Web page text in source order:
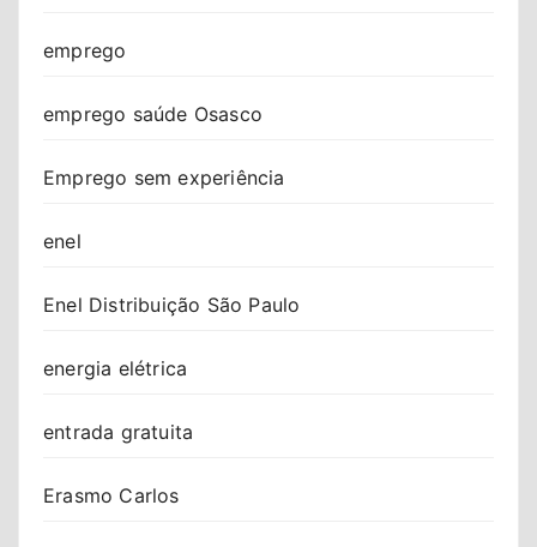
emprego
emprego saúde Osasco
Emprego sem experiência
enel
Enel Distribuição São Paulo
energia elétrica
entrada gratuita
Erasmo Carlos